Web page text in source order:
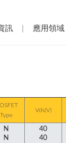
訊 應用領域
Type
Vds(V)